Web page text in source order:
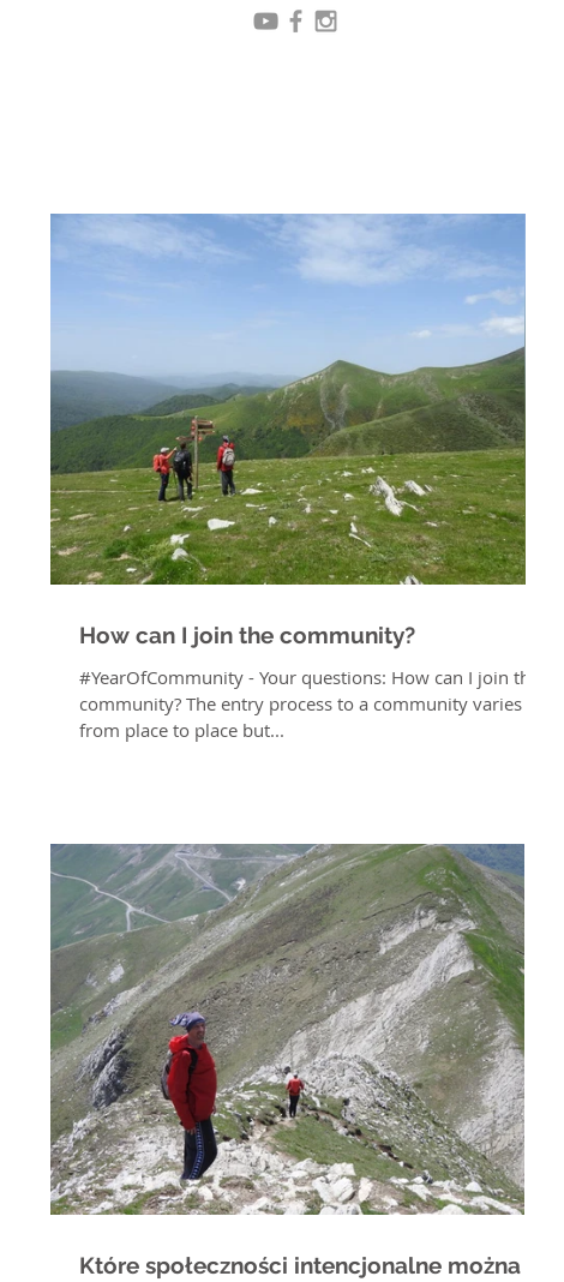
How can I join the community?
#YearOfCommunity - Your questions: How can I join the
community? The entry process to a community varies
from place to place but...
Które społeczności intencjonalne można